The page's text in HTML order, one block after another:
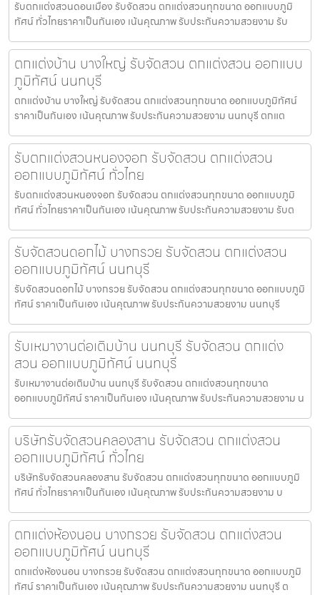
รับตกแต่งสวนดอนเมือง รับจัดสวน ตกแต่งสวนทุกขนาด ออกแบบภูมิ
ทัศน์ ทั่วไทยราคาเป็นกันเอง เน้นคุณภาพ รับประกันความสวยงาม รับ
ตกแต่งบ้าน บางใหญ่ รับจัดสวน ตกแต่งสวน ออกแบบ
ภูมิทัศน์ นนทบุรี
ตกแต่งบ้าน บางใหญ่ รับจัดสวน ตกแต่งสวนทุกขนาด ออกแบบภูมิทัศน์
ราคาเป็นกันเอง เน้นคุณภาพ รับประกันความสวยงาม นนทบุรี ตกแต
รับตกแต่งสวนหนองจอก รับจัดสวน ตกแต่งสวน
ออกแบบภูมิทัศน์ ทั่วไทย
รับตกแต่งสวนหนองจอก รับจัดสวน ตกแต่งสวนทุกขนาด ออกแบบภูมิ
ทัศน์ ทั่วไทยราคาเป็นกันเอง เน้นคุณภาพ รับประกันความสวยงาม รับต
รับจัดสวนดอกไม้ บางกรวย รับจัดสวน ตกแต่งสวน
ออกแบบภูมิทัศน์ นนทบุรี
รับจัดสวนดอกไม้ บางกรวย รับจัดสวน ตกแต่งสวนทุกขนาด ออกแบบภูมิ
ทัศน์ ราคาเป็นกันเอง เน้นคุณภาพ รับประกันความสวยงาม นนทบุรี
รับเหมางานต่อเติมบ้าน นนทบุรี รับจัดสวน ตกแต่ง
สวน ออกแบบภูมิทัศน์ นนทบุรี
รับเหมางานต่อเติมบ้าน นนทบุรี รับจัดสวน ตกแต่งสวนทุกขนาด
ออกแบบภูมิทัศน์ ราคาเป็นกันเอง เน้นคุณภาพ รับประกันความสวยงาม น
บริษัทรับจัดสวนคลองสาน รับจัดสวน ตกแต่งสวน
ออกแบบภูมิทัศน์ ทั่วไทย
บริษัทรับจัดสวนคลองสาน รับจัดสวน ตกแต่งสวนทุกขนาด ออกแบบภูมิ
ทัศน์ ทั่วไทยราคาเป็นกันเอง เน้นคุณภาพ รับประกันความสวยงาม บ
ตกแต่งห้องนอน บางกรวย รับจัดสวน ตกแต่งสวน
ออกแบบภูมิทัศน์ นนทบุรี
ตกแต่งห้องนอน บางกรวย รับจัดสวน ตกแต่งสวนทุกขนาด ออกแบบภูมิ
ทัศน์ ราคาเป็นกันเอง เน้นคุณภาพ รับประกันความสวยงาม นนทบุรี ต